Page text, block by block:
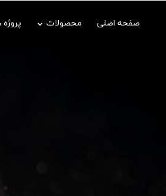
صفحه اصلی محصولات پروژه